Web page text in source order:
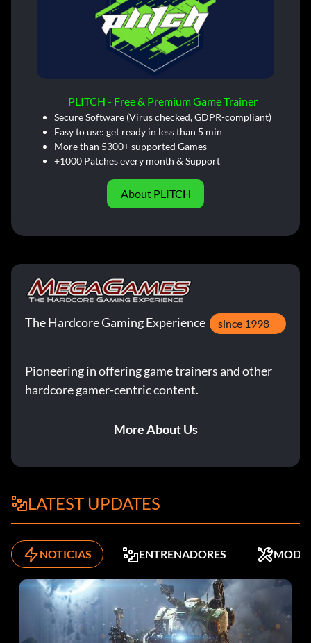
PLITCH - Free & Premium Game Trainer
Secure Software (Virus checked, GDPR-compliant)
Easy to use: get ready in less than 5 min
More than 5300+ supported Games
+1000 Patches every month & Support
About PLITCH
The Hardcore Gaming Experience since 1998
Pioneering in offering game trainers and other
hardcore gamer-centric content.
More About Us
LATEST UPDATES
NOTICIAS ENTRENADORES MODS